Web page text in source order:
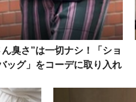
臭さ”は一切ナシ！「ショ
ッグ」をコーデに取り入れ